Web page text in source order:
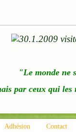
"Le monde ne
par ceux qui
Adhésion Contact